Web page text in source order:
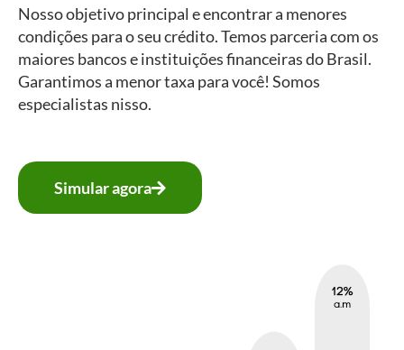
Nosso objetivo principal e encontrar a menores
condições para o seu crédito. Temos parceria com os
maiores bancos e instituições financeiras do Brasil.
Garantimos a menor taxa para você! Somos
especialistas nisso.
Simular agora